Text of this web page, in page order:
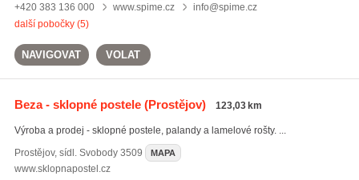
+420 383 136 000 www.spime.cz
info@spime.cz
další pobočky (5)
NAVIGOVAT VOLAT
Beza - sklopné postele(Prostějov) 123,03 km
Výroba a prodej - sklopné postele, palandy a lamelové rošty. ...
Prostějov, sídl. Svobody 3509 MAPA
www.sklopnapostel.cz